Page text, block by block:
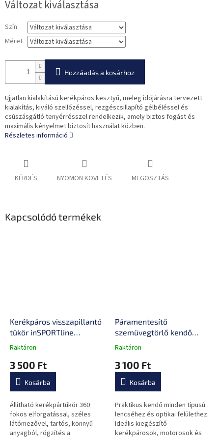
Változat kiválasztása
Szín
Méret
Hozzáadás a kosárhoz
Ujjatlan kialakítású kerékpáros kesztyű, meleg időjárásra tervezett
kialakítás, kiváló szellőzéssel, rezgéscsillapító gélbéléssel és
csúszásgátló tenyérrésszel rendelkezik, amely biztos fogást és
maximális kényelmet biztosít használat közben.
Részletes információ
KÉRDÉS NYOMON KÖVETÉS MEGOSZTÁS
Kapcsolódó termékek
Kerékpáros visszapillantó
tükör inSPORTline
Mirroslav
A
átlagos
értékelése
0,0
csillag.
Raktáron
3 500 Ft
Kosárba
Állítható kerékpártükör 360
fokos elforgatással, széles
látómezővel, tartós, könnyű
anyagból, rögzítés a
Páramentesítő
szemüvegtörlő kendő
inSPORTline Streep,
48 órás hatás, 15 x 17 cm
A
átlagos
értékelése
0,0
csillag.
Raktáron
3 100 Ft
Kosárba
Praktikus kendő minden típusú
lencséhez és optikai felülethez.
Ideális kiegészítő
kerékpárosok, motorosok és